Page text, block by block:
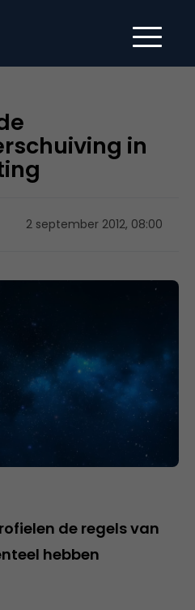
in
2 september 2012, 08:00
de regels van
hebben